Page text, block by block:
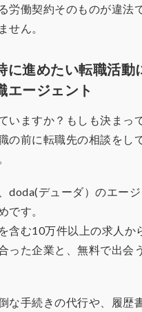
労働契約そのものが違法
せん。
に進めたい転職活動
エージェント
いますか？もしも決まっ
の前に転職先の相談をし
doda(デューダ）のエー
です。
含む10万件以上の求人か
った企業と、無料で出会
な手続きの代行や、履歴